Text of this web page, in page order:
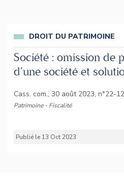
DROIT DU PATRIMOINE
Société : omission de
d’une société et
Cass. com., 30 août 2023, n°22-
Patrimoine - Fiscalité
Publié le 13 Oct 2023